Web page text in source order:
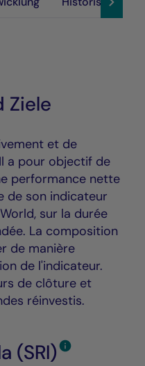
Ziele
et de
a pour objectif de
performance nette
de son indicateur
sur la durée
La composition
de manière
de l'indicateur.
de clôture et
réinvestis.
(SRI)